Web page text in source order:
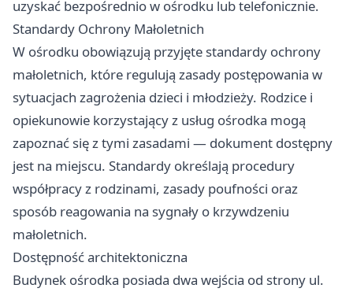
uzyskać bezpośrednio w ośrodku lub telefonicznie.
Standardy Ochrony Małoletnich
W ośrodku obowiązują przyjęte standardy ochrony
małoletnich, które regulują zasady postępowania w
sytuacjach zagrożenia dzieci i młodzieży. Rodzice i
opiekunowie korzystający z usług ośrodka mogą
zapoznać się z tymi zasadami — dokument dostępny
jest na miejscu. Standardy określają procedury
współpracy z rodzinami, zasady poufności oraz
sposób reagowania na sygnały o krzywdzeniu
małoletnich.
Dostępność architektoniczna
Budynek ośrodka posiada dwa wejścia od strony ul.